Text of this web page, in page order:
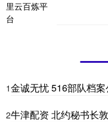
1金诚无忧 516部队档
2牛津配资 北约秘书长